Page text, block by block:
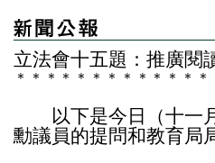
立法會十五題：推廣閱
＊ ＊ ＊ ＊ ＊ ＊ ＊ ＊ ＊ ＊ ＊ ＊ ＊
以下是今日（十一月
勳議員的提問和教育局